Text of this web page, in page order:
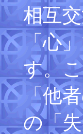
相互
「心
す。
「他
の「